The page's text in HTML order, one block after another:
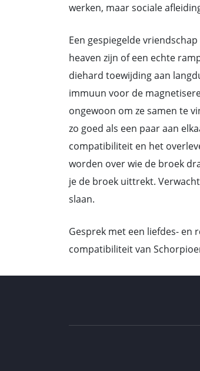
werken, maar sociale
Een gespiegelde
heaven zijn of een echte
diehard toewijding aan
immuun voor de
ongewoon om ze samen te
zo goed als een paar aan
compatibiliteit en het
worden over wie de broek
je de broek uittrekt.
slaan.
Gesprek met een liefdes- en
compatibiliteit van